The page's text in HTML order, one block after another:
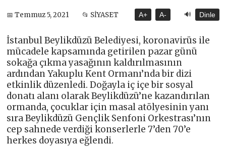
📅 Temmuz 5, 2021 📂 SİYASET A+ A- 🔊 Dinle
İstanbul Beylikdüzü Belediyesi, koronavirüs ile
mücadele kapsamında getirilen pazar günü
sokağa çıkma yasağının kaldırılmasının
ardından Yakuplu Kent Ormanı’nda bir dizi
etkinlik düzenledi. Doğayla iç içe bir sosyal
donatı alanı olarak Beylikdüzü’ne kazandırılan
ormanda, çocuklar için masal atölyesinin yanı
sıra Beylikdüzü Gençlik Senfoni Orkestrası’nın
cep sahnede verdiği konserlerle 7’den 70’e
herkes doyasıya eğlendi.